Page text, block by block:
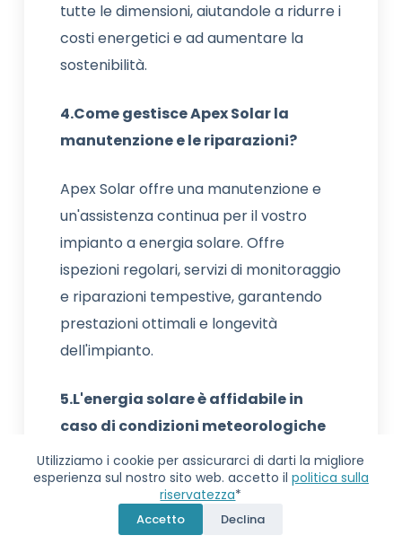
Utilizziamo i cookie per assicurarci di darti la migliore
esperienza sul nostro sito web. accetto il politica sulla
riservatezza*
Accetto Declina
tutte le dimensioni, aiutandole a ridurre i
costi energetici e ad aumentare la
sostenibilità.
4.Come gestisce Apex Solar la
manutenzione e le riparazioni?
Apex Solar offre una manutenzione e
un'assistenza continua per il vostro
impianto a energia solare. Offre
ispezioni regolari, servizi di monitoraggio
e riparazioni tempestive, garantendo
prestazioni ottimali e longevità
dell'impianto.
5.L'energia solare è affidabile in
caso di condizioni meteorologiche
avverse?
I sistemi di energia solare possono
comunque generare elettricità nelle